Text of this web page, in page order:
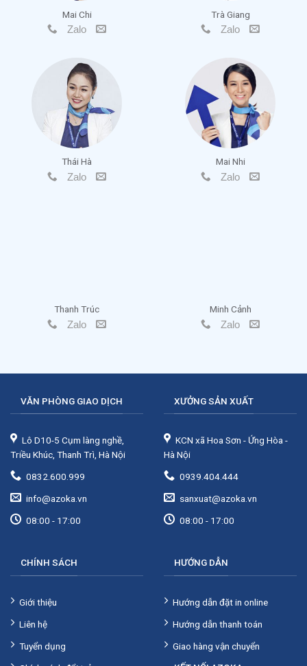
Mai Chi
Zalo
Trà Giang
Zalo
Thái Hà
Zalo
Mai Nhi
Zalo
Thanh Trúc
Zalo
Minh Cảnh
Zalo
VĂN PHÒNG GIAO DỊCH
Lô D10-5 Cụm làng nghề,
Triều Khúc, Thanh Trì, Hà Nội
0832.600.999
info@azoka.vn
08:00 - 17:00
XƯỞNG SẢN XUẤT
KCN xã Hoa Sơn - Ứng Hòa -
Hà Nội
0939.404.444
sanxuat@azoka.vn
08:00 - 17:00
CHÍNH SÁCH
Giới thiệu
Liên hệ
Tuyển dụng
HƯỚNG DẪN
Hướng dẫn đặt in online
Hướng dẫn thanh toán
Giao hàng vận chuyển